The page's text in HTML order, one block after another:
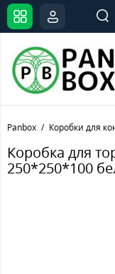
Panbox Коробки для
Коробка для
250*250*100